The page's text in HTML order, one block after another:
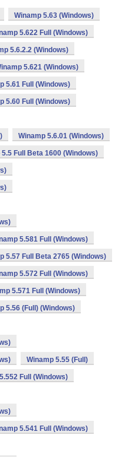
Winamp 5.63 (Windows)
5.622 Full (Windows)
5.6.2.2 (Windows)
5.621 (Windows)
5.61 Full (Windows)
5.60 Full (Windows)
Winamp 5.6.01 (Windows)
Full Beta 1600 (Windows)
5.581 Full (Windows)
5.57 Full Beta 2765 (Windows)
5.572 Full (Windows)
5.571 Full (Windows)
5.56 (Full) (Windows)
Winamp 5.55 (Full)
Full (Windows)
5.541 Full (Windows)